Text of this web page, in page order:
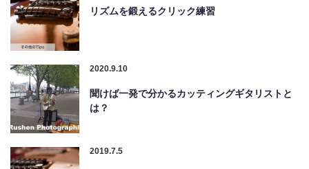
リズムを鍛えるクリック練習
2020.9.10
聞けば一発で分かるカッティングギタリストと
は？
2019.7.5